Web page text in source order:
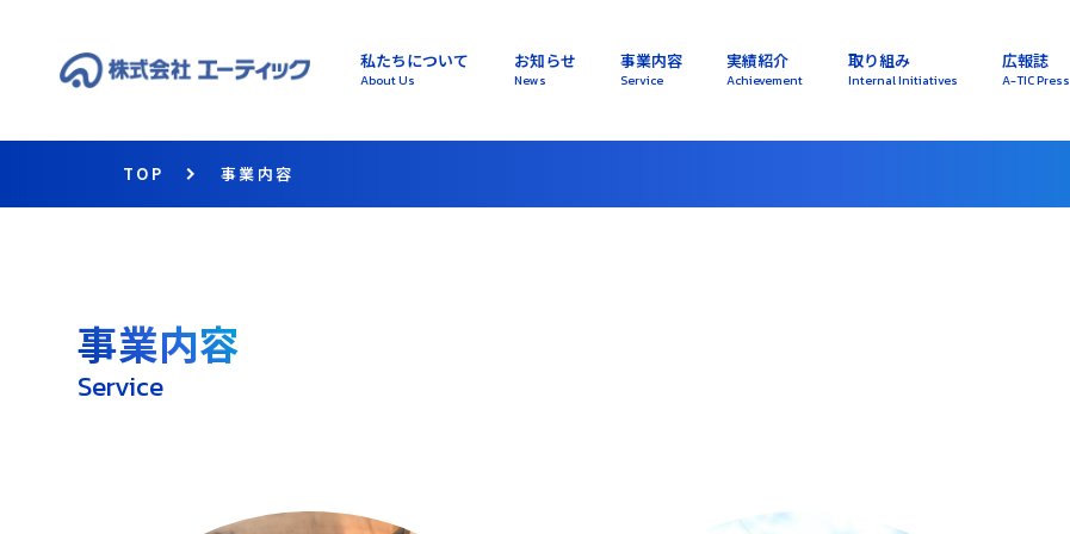
私たちについて
About Us
お知らせ
News
事業内容
Service
実績紹介
Achievement
取り組み
Internal Initiatives
広報誌
A-TIC Press
TOP 事業内容
事業内容
Service